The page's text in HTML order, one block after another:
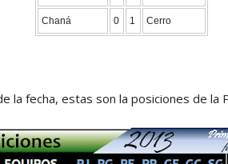
Chaná 0 1 Cerro
la fecha, estas son la posiciones de la